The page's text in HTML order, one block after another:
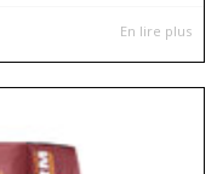
En lire plus